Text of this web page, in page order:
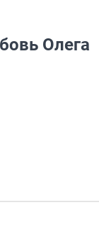
Олега